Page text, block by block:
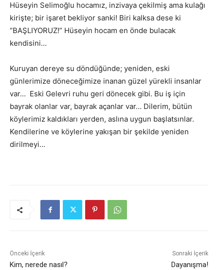
Hüseyin Selimoğlu hocamız, inzivaya çekilmiş ama kulağı
kirişte; bir işaret bekliyor sanki! Biri kalksa dese ki
“BAŞLIYORUZ!” Hüseyin hocam en önde bulacak
kendisini…
Kuruyan dereye su döndüğünde; yeniden, eski
günlerimize döneceğimize inanan güzel yürekli insanlar
var… Eski Gelevri ruhu geri dönecek gibi. Bu iş için
bayrak olanlar var, bayrak açanlar var… Dilerim, bütün
köylerimiz kaldıkları yerden, aslına uygun başlatsınlar.
Kendilerine ve köylerine yakışan bir şekilde yeniden
dirilmeyi…
Önceki İçerik
Kim, nerede nasıl?
Sonraki İçerik
Dayanışma!